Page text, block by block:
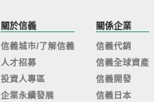
關於信義
信義城市/了解信義
人才招募
投資人專區
企業永續發展
關係企業
信義代銷
信義全球資產
信義開發
信義日本